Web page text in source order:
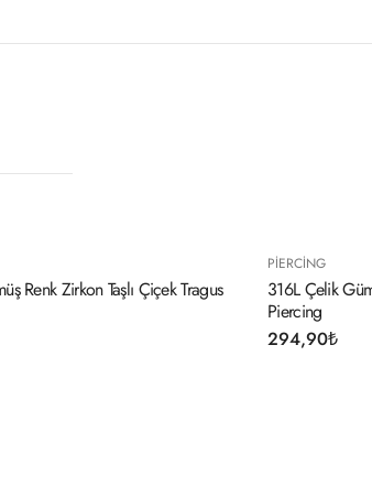
316L Çelik Gümüş Renk Zirkon Taşlı Yonca Tragus